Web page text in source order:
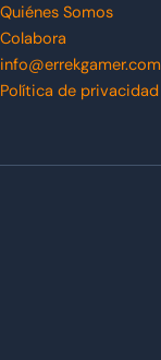
Quiénes Somos
Colabora
info@errekgamer.com
Política de privacidad